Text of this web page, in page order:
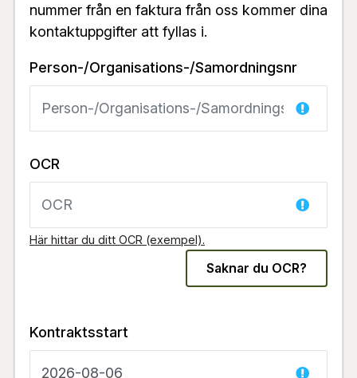
nummer från en faktura från oss kommer dina
kontaktuppgifter att fyllas i.
Person-/Organisations-/Samordningsnr
OCR
Här hittar du ditt OCR (exempel).
Kontraktsstart